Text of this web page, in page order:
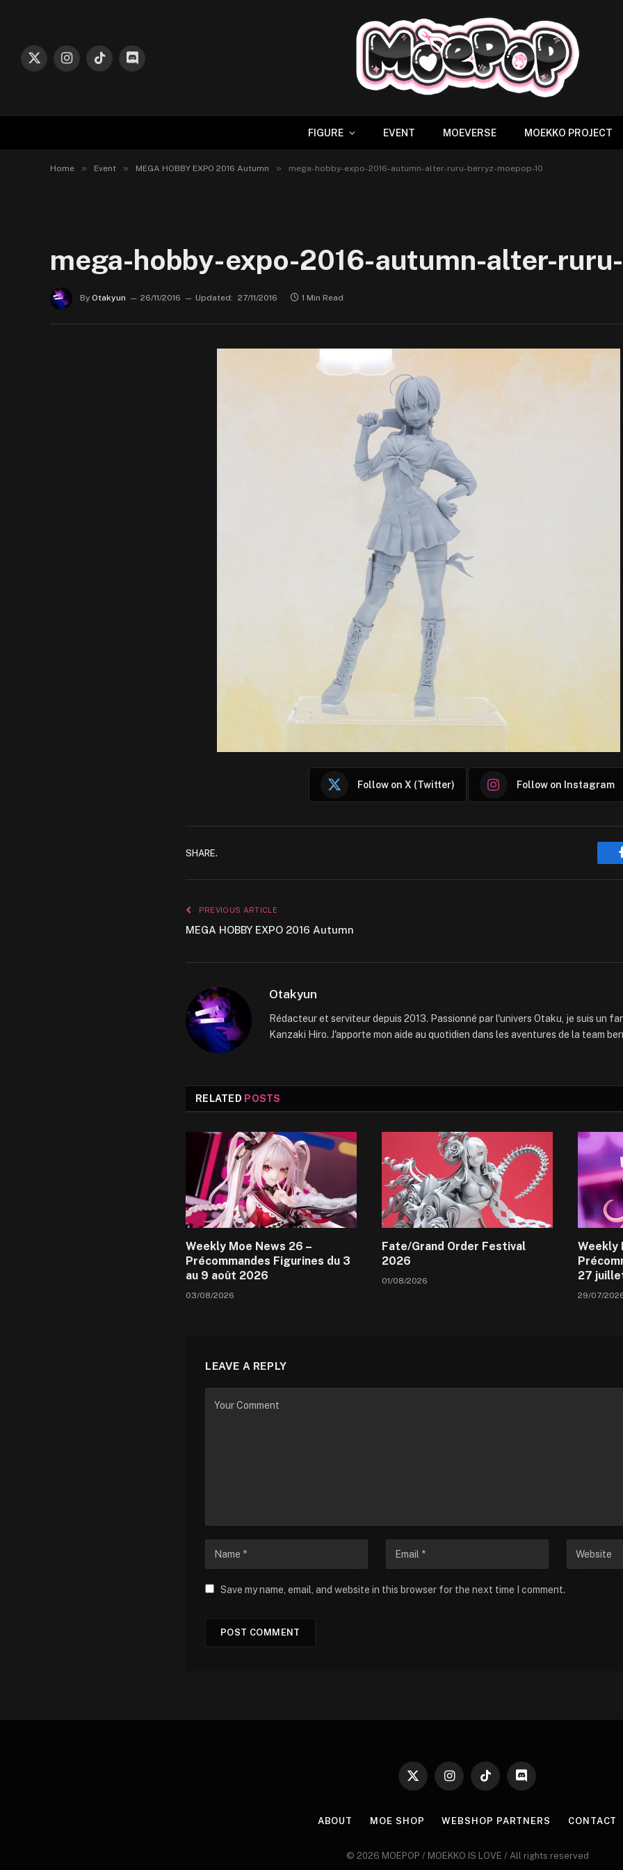
X
InstagramTikTokDiscord
FIGURE EVENT MOEVERSE MOEKKO PROJECT
Home » Event » MEGA HOBBY EXPO 2016 Autumn » mega-hobby-expo-2016-autumn-alter-ruru-berryz-moepop-10
mega-hobby-expo-2016-autumn-alter-
By Otakyun 26/11/2016 Updated: 27/11/2016 1 Min Read
Follow on X (Twitter) Follow on Instagram
SHARE.
PREVIOUS ARTICLE
MEGA HOBBY EXPO 2016 Autumn
Otakyun
Rédacteur et serviteur depuis 2013. Passionné par l'univers Otaku, je suis un
Kanzaki Hiro. J'apporte mon aide au quotidien dans les aventures de la team
RELATED POSTS
Weekly Moe News 26 –
Précommandes Figurines du 3
au 9 août 2026
03/08/2026
Fate/Grand Order Festival
2026
01/08/2026
Weekly
27
29/07/
LEAVE A REPLY
Save my name, email, and website in this browser for the next time I comment.
X
InstagramTikTok Discord
ABOUT MOE SHOP WEBSHOP PARTNERS CONTACT
© 2026 MOEPOP / MOEKKO IS LOVE / All rights reserved